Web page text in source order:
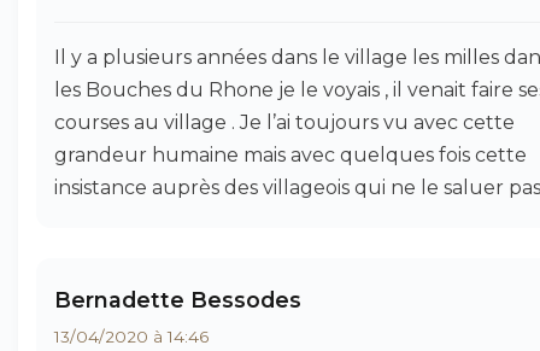
Il y a plusieurs années dans le village les milles
les Bouches du Rhone je le voyais , il venait faire
courses au village . Je l’ai toujours vu avec cette
grandeur humaine mais avec quelques fois cette
insistance auprès des villageois qui ne le saluer
Bernadette Bessodes
13/04/2020 à 14:46